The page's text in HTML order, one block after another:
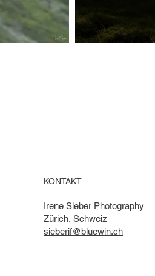
KONTAKT
Irene Sieber Photography
Zürich, Schweiz
sieberif@bluewin.ch